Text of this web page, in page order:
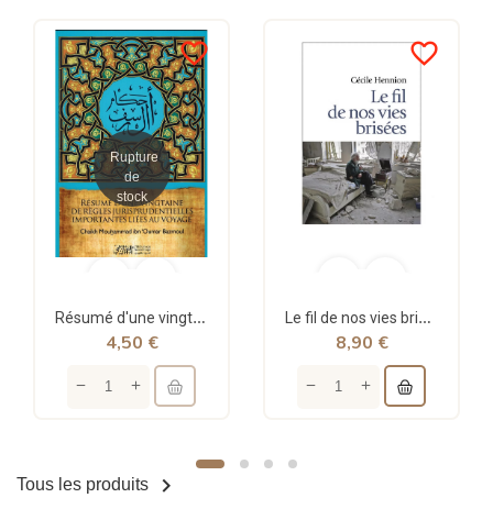
favorite_border
Rupture
de
stock
Résumé d'une vingtaine de règles jurisprudentielles liées au voyage - Bazmoul - Héritage...
4,50 €
favorite_border
Le fil de nos vies brisées - poche - Cécile Hennion - Points
8,90 €
Tous les produits 